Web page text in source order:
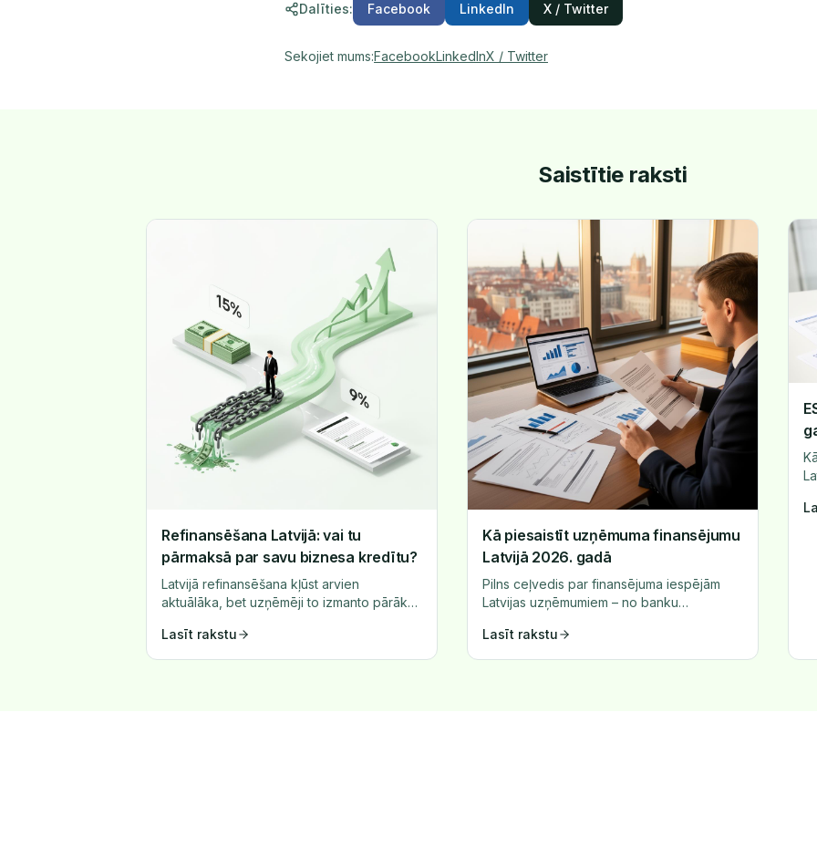
Dalīties: Facebook LinkedIn X / Twitter
Sekojiet mums:FacebookLinkedInX / Twitter
Saistītie raksti
Refinansēšana Latvijā: vai tu
pārmaksā par savu biznesa kredītu?
Latvijā refinansēšana kļūst arvien
aktuālāka, bet uzņēmēji to izmanto pārāk
un kā to izmantot.
Lasīt rakstu
Kā piesaistīt uzņēmuma finansējumu
Latvijā 2026. gadā
Pilns ceļvedis par finansējuma iespējām
Latvijas uzņēmumiem – no banku
finansēšanas veidiem.
Lasīt rakstu